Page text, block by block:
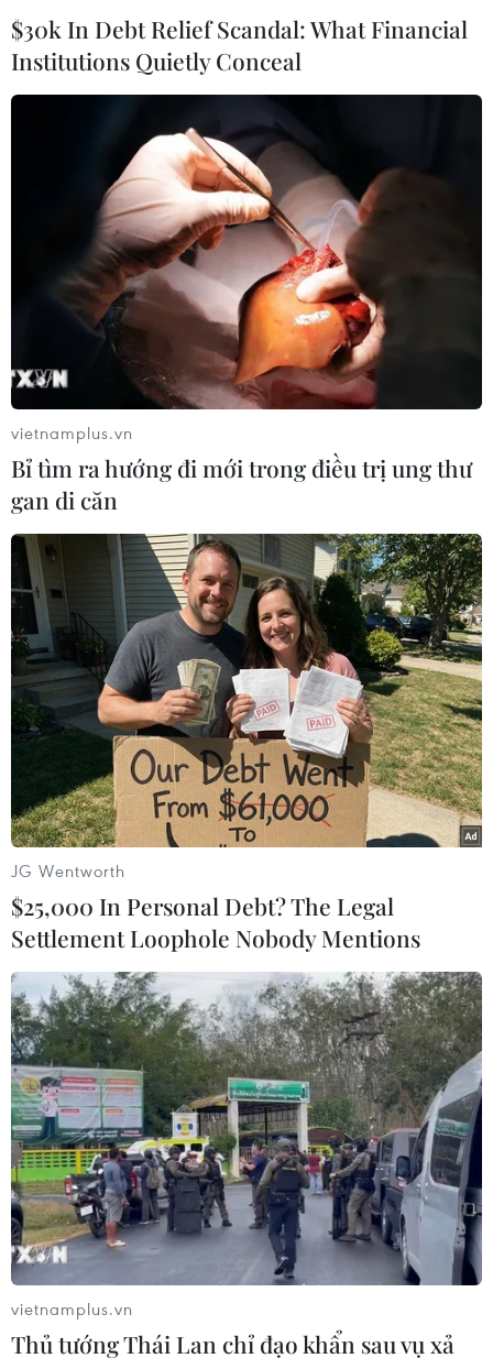
Trong dịp Tết, việc đảm bảo vệ sinh an toàn
thực phẩm là một trong những điều hết sức
quan trọng. Chỉ cần thực hiện một vài lưu ý để
giúp chúng ta đón Tết vui vẻ và khỏe mạnh bên
người thân và gia đình./.
$30k In Debt Relief Scandal: What Financial
Institutions Quietly Conceal
vietnamplus.vn
Bỉ tìm ra hướng đi mới trong điều trị ung thư
gan di căn
JG Wentworth
$25,000 In Personal Debt? The Legal
Settlement Loophole Nobody Mentions
vietnamplus.vn
Thủ tướng Thái Lan chỉ đạo khẩn sau vụ xả